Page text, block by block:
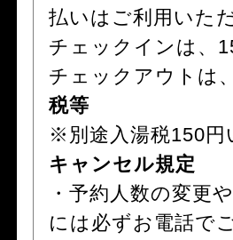
払いはご利用いた
チェックインは、
チェックアウトは
税等
※別途入湯税150円
キャンセル規定
・予約人数の変更
には必ずお電話で